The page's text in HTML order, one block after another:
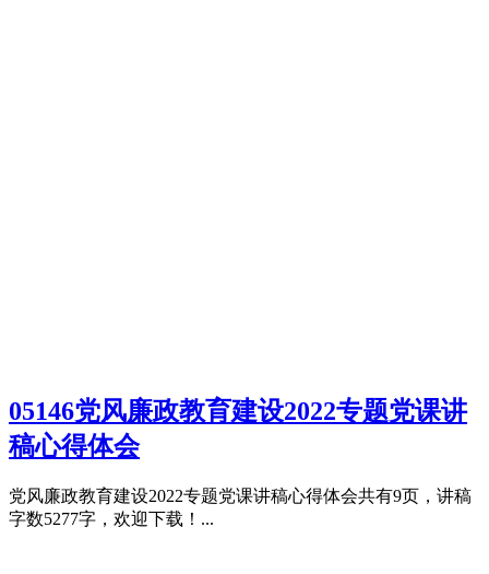
05146党风廉政教育建设2022专题党课讲
稿心得体会
党风廉政教育建设2022专题党课讲稿心得体会共有9页，讲稿
字数5277字，欢迎下载！...